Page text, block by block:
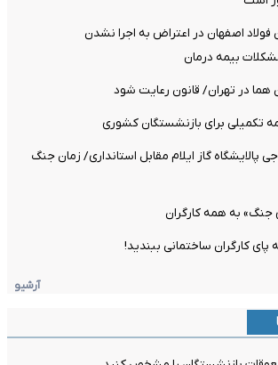
اصفهان در اعتراض به اجرا نشدن
بیمه درمان
هما در تهران/ قانون رعایت شود
تکمیلی برای بازنشستگان کشوری
پالایشگاه گاز ایلام مقابل استانداری/ زمان جنگ
جنگ» به همه کارگران
پای کارگران ساختمانی ببندید!
آرشیو